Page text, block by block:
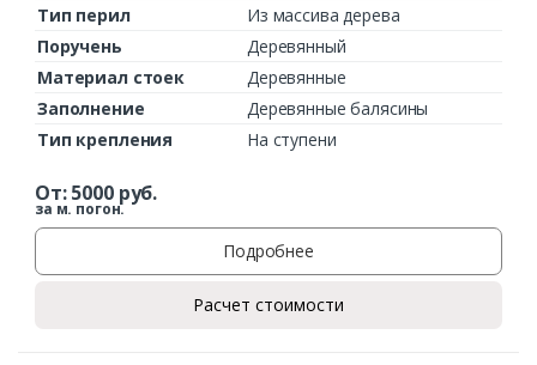
Тип перил
Из массива дерева
Поручень
Деревянный
Материал стоек
Деревянные
Заполнение
Деревянные балясины
Тип крепления
На ступени
От:5000руб.
за м. погон.
Подробнее
Расчет стоимости